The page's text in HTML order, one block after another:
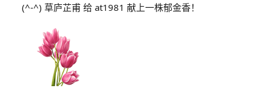
(^-^) 草庐芷甫 给 at1981 献上一株郁金香！